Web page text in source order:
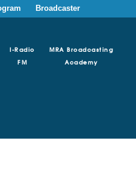
Broadcaster
I-Radio
FM
MRA Broadcasting
Academy